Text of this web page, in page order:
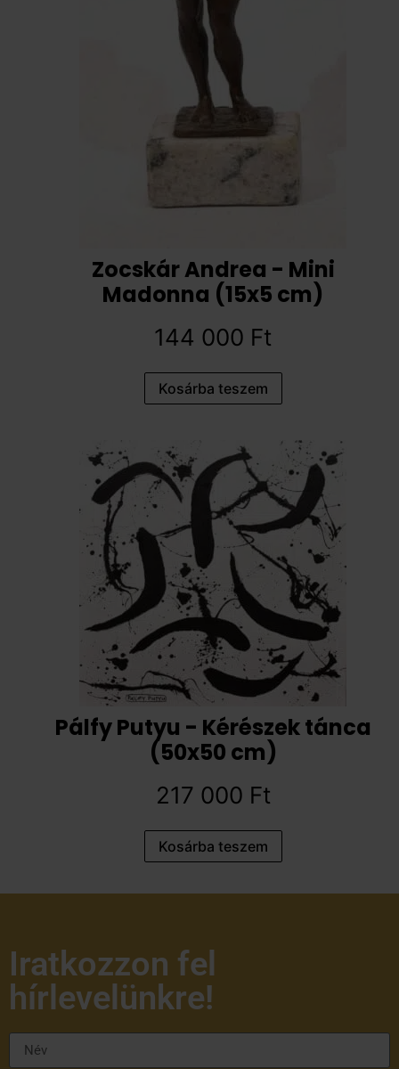
Zocskár Andrea - Mini
Madonna (15x5 cm)
144 000 Ft
Kosárba teszem
Pálfy Putyu - Kérészek tánca
(50x50 cm)
217 000 Ft
Kosárba teszem
Iratkozzon fel
hírlevelünkre!